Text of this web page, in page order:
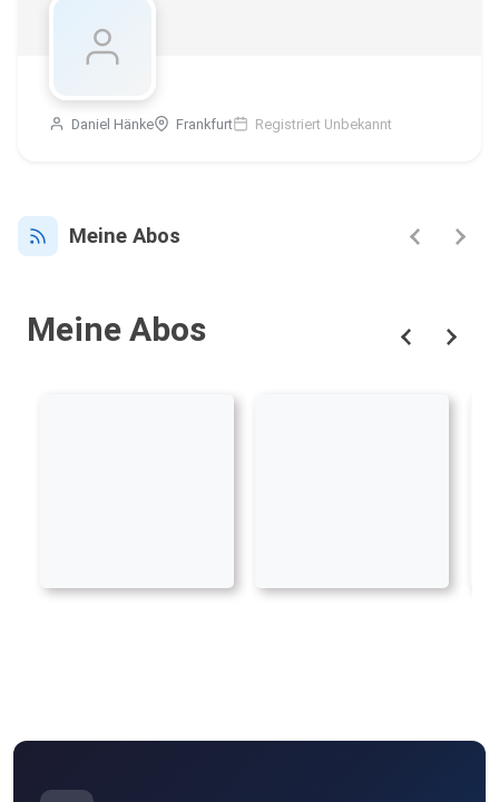
Daniel Hänke Frankfurt Registriert Unbekannt
Meine Abos
Meine Abos